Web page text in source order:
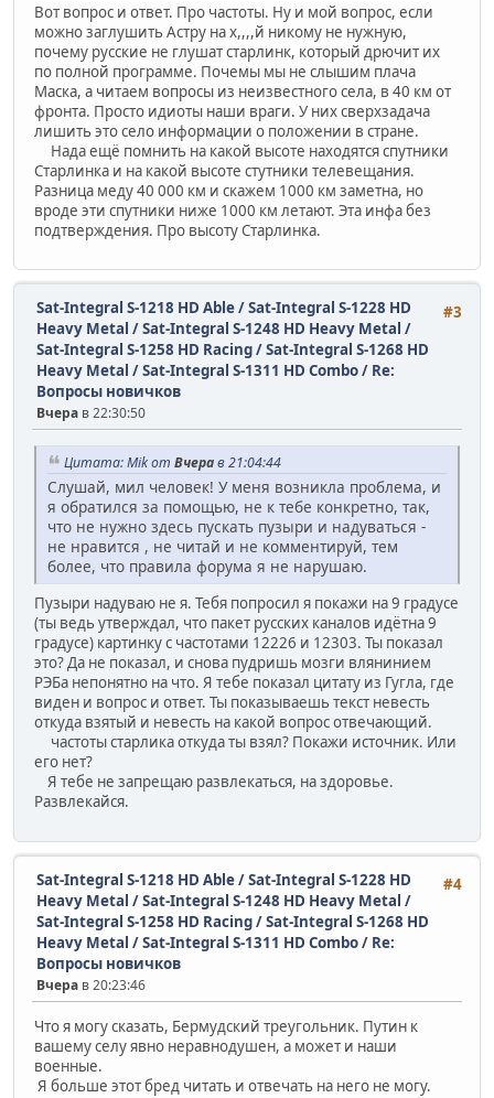
Вот вопрос и ответ. Про частоты. Ну и мой вопрос, если
можно заглушить Астру на х,,,,й никому не нужную,
почему русские не глушат старлинк, который дрючит их
по полной программе. Почемы мы не слышим плача
Маска, а читаем вопросы из неизвестного села, в 40 км от
фронта. Просто идиоты наши враги. У них сверхзадача
лишить это село информации о положении в стране.
Нада ещё помнить на какой высоте находятся спутники
Старлинка и на какой высоте стутники телевещания.
Разница меду 40 000 км и скажем 1000 км заметна, но
вроде эти спутники ниже 1000 км летают. Эта инфа без
подтверждения. Про высоту Старлинка.
#3
Sat-Integral S-1218 HD Able / Sat-Integral S-1228 HD
Heavy Metal / Sat-Integral S-1248 HD Heavy Metal /
Sat-Integral S-1258 HD Racing / Sat-Integral S-1268 HD
Heavy Metal / Sat-Integral S-1311 HD Combo/ Re:
Вопросы новичков
Вчера в 22:30:50
Цитата: Mik от Вчерав 21:04:44
Слушай, мил человек! У меня возникла проблема, и
я обратился за помощью, не к тебе конкретно, так,
что не нужно здесь пускать пузыри и надуваться -
не нравится , не читай и не комментируй, тем
более, что правила форума я не нарушаю.
Пузыри надуваю не я. Тебя попросил я покажи на 9 градусе
(ты ведь утверждал, что пакет русских каналов идётна 9
градусе) картинку с частотами 12226 и 12303. Ты показал
это? Да не показал, и снова пудришь мозги влянинием
РЭБа непонятно на что. Я тебе показал цитату из Гугла, где
виден и вопрос и ответ. Ты показываешь текст невесть
откуда взятый и невесть на какой вопрос отвечающий.
частоты старлика откуда ты взял? Покажи источник. Или
его нет?
Я тебе не запрещаю развлекаться, на здоровье.
Развлекайся.
#4
Sat-Integral S-1218 HD Able / Sat-Integral S-1228 HD
Heavy Metal / Sat-Integral S-1248 HD Heavy Metal /
Sat-Integral S-1258 HD Racing / Sat-Integral S-1268 HD
Heavy Metal / Sat-Integral S-1311 HD Combo/ Re:
Вопросы новичков
Вчера в 20:23:46
Что я могу сказать, Бермудский треугольник. Путин к
вашему селу явно неравнодушен, а может и наши
военные.
Я больше этот бред читать и отвечать на него не могу.